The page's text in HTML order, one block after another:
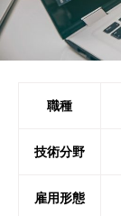
職種
技術分野
雇用形態